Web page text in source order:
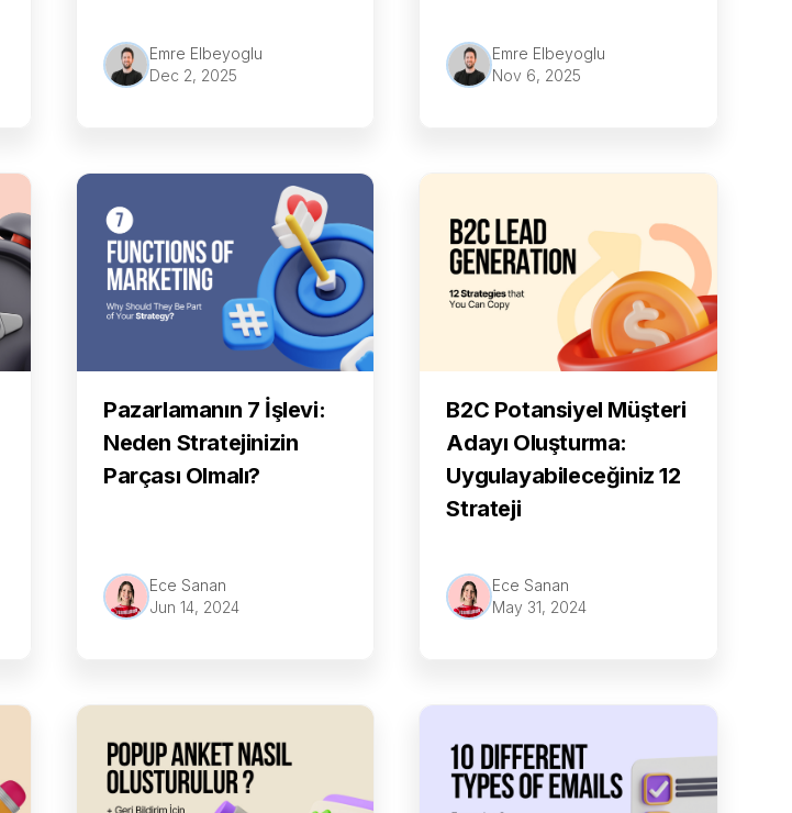
Emre Elbeyoglu
Dec 2, 2025
Emre Elbeyoglu
Nov 6, 2025
Pazarlamanın 7 İşlevi:
Neden Stratejinizin
Parçası Olmalı?
Ece Sanan
Jun 14, 2024
B2C Potansiyel Müşteri
Adayı Oluşturma:
Uygulayabileceğiniz 12
Strateji
Ece Sanan
May 31, 2024